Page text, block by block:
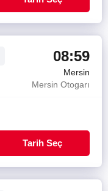
08:59
Mersin
Mersin Otogarı
Tarih Seç